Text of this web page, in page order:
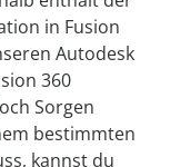
in Fusion
Autodesk
360
Sorgen
bestimmten
kannst du